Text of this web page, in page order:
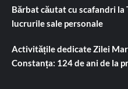
Bărbat căutat cu scafandri la
lucrurile sale personale
Activitățile dedicate Zilei
Constanța: 124 de ani de la